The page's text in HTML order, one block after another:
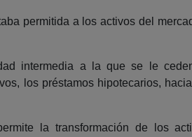
permitida a los activos del
intermedia a la que se le
los préstamos hipotecarios,
la transformación de los